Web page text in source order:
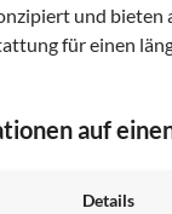
und bieten
für einen
auf
Details